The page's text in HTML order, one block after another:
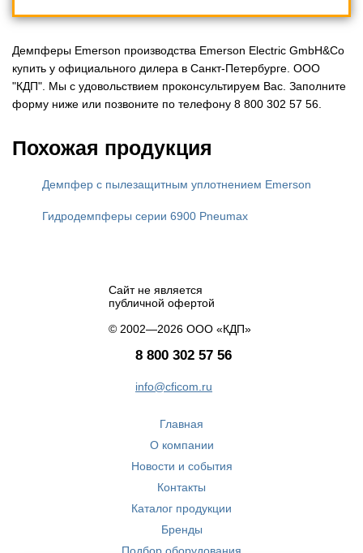
Демпферы Emerson производства Emerson Electric GmbH&Co
купить у официального дилера в Санкт-Петербурге. ООО
"КДП". Мы с удовольствием проконсультируем Вас. Заполните
форму ниже или позвоните по телефону 8 800 302 57 56.
Похожая продукция
Демпфер с пылезащитным уплотнением Emerson
Гидродемпферы серии 6900 Pneumax
Сайт не является
публичной офертой
© 2002—2026 ООО «КДП»
8 800 302 57 56
info@cficom.ru
Главная
О компании
Новости и события
Контакты
Каталог продукции
Бренды